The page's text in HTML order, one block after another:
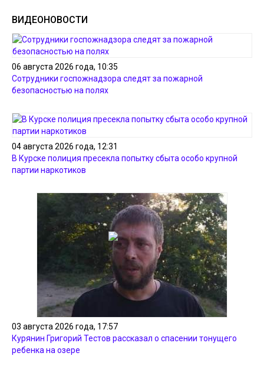
ВИДЕОНОВОСТИ
06 августа 2026 года, 10:35
Сотрудники госпожнадзора следят за пожарной
безопасностью на полях
04 августа 2026 года, 12:31
В Курске полиция пресекла попытку сбыта особо крупной
партии наркотиков
03 августа 2026 года, 17:57
Курянин Григорий Тестов рассказал о спасении тонущего
ребенка на озере